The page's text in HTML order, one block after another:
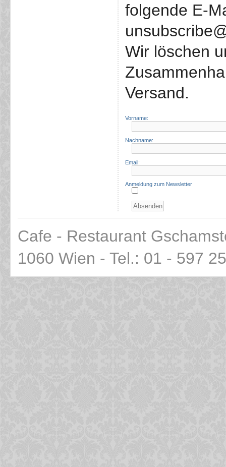
folgende E-
Wir löschen
Versand.
Vorname:
Nachname:
Email:
Anmeldung zum Newsletter
Cafe - Restaurant
1060 Wien - Tel.: 01 - 597